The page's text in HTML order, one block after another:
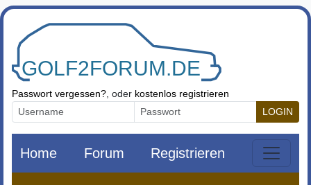
Zum Inhalt springen
Passwort vergessen? , oder kostenlos registrieren
LOGIN
Home Forum Registrieren